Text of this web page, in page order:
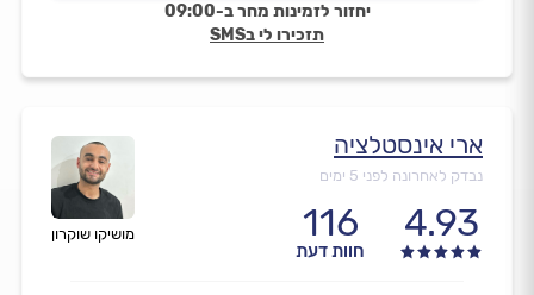
יחזור לזמינות מחר ב-09:00
תזכירו לי בSMS
מושיקו שוקרון
ארי אינסטלציה
נבדק לאחרונה לפני 5 ימים
4.93
116
חוות דעת